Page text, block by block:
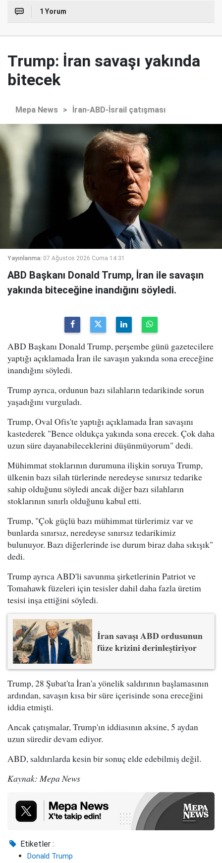
1 Yorum
Trump: İran savaşı yakında
bitecek
Mepa News > İran-ABD-İsrail çatışması
Yayınlanma: 07 Ağustos 2026 Cuma 14:31
ABD Başkanı Donald Trump, İran ile savaşın
yakında biteceğine inandığını söyledi.
ABD Başkanı Donald Trump, perşembe günü gazetecilere
yaptığı açıklamada İran ile savaşın yakında sona ereceğine
inandığını söyledi.
Trump ayrıca, ordunun bazı silahların tedarikinde sorun
yaşadığını vurguladı.
Trump, Oval Ofis'te yaptığı açıklamada İran savaşını
kastederek "Bence oldukça yakında sona erecek. Çok daha
uzun süre dayanabileceklerini düşünmüyorum" dedi.
Mühimmat stoklarının durumuna ilişkin soruya Trump,
ülkenin bazı silah türlerinde neredeyse sınırsız tedarike
sahip olduğunu söyledi ancak diğer bazı silahların
stoklarının sınırlı olduğunu kabul etti.
Trump, "Çok güçlü bazı mühimmat türlerimiz var ve
bunlarda sınırsız, neredeyse sınırsız tedarikimiz
bulunuyor. Bazı diğerlerinde ise durum biraz daha sıkışık"
dedi.
Trump ayrıca ABD'li savunma şirketlerinin Patriot ve
Tomahawk füzeleri için tesisler dahil daha fazla üretim
tesisi inşa ettiğini söyledi.
İran savaşı ABD ordusunun
füze krizini derinleştiriyor
Trump, 28 Şubat'ta İran'a yönelik saldırının başlamasının
ardından, savaşın kısa bir süre içerisinde sona ereceğini
iddia etmişti.
Ancak çatışmalar, Trump'ın iddiasının aksine, 5 aydan
uzun süredir devam ediyor.
ABD, saldırılarda kesin bir sonuç elde edebilmiş değil.
Kaynak: Mepa News
Etiketler :
Donald Trump